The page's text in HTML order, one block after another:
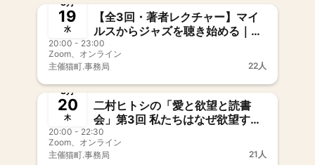
8月
19
水
【全3回・著者レクチャー】マイ
ルスからジャズを聴き始める｜小
室敬幸さんと読む『マイルス・デ
イヴィス研究入門』
20:00 - 23:00
Zoom、オンライン
主催猫町.事務局 22人
募集中
8月
20
木
二村ヒトシの「愛と欲望と読書
会」第3回 私たちはなぜ欲望する
のか｜フロイト以後の精神分析入
門
20:00 - 22:30
Zoom、オンライン
主催猫町.事務局 21人
募集中